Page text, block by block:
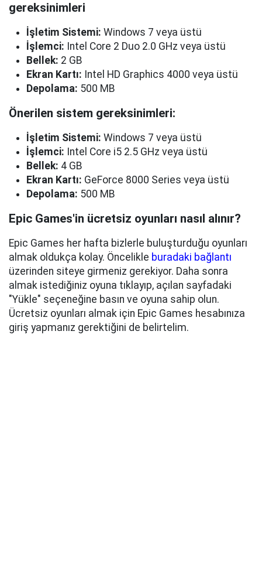
gereksinimleri
İşletim Sistemi: Windows 7 veya üstü
İşlemci: Intel Core 2 Duo 2.0 GHz veya üstü
Bellek: 2 GB
Ekran Kartı: Intel HD Graphics 4000 veya üstü
Depolama: 500 MB
Önerilen sistem gereksinimleri:
İşletim Sistemi: Windows 7 veya üstü
İşlemci: Intel Core i5 2.5 GHz veya üstü
Bellek: 4 GB
Ekran Kartı: GeForce 8000 Series veya üstü
Depolama: 500 MB
Epic Games'in ücretsiz oyunları nasıl alınır?
Epic Games her hafta bizlerle buluşturduğu oyunları
almak oldukça kolay. Öncelikle buradaki bağlantı
üzerinden siteye girmeniz gerekiyor. Daha sonra
almak istediğiniz oyuna tıklayıp, açılan sayfadaki
"Yükle" seçeneğine basın ve oyuna sahip olun.
Ücretsiz oyunları almak için Epic Games hesabınıza
giriş yapmanız gerektiğini de belirtelim.